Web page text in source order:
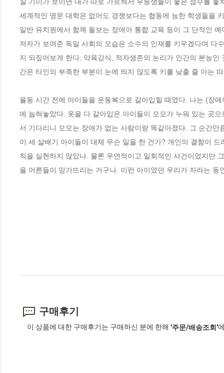
세계적인 명문 대학은 없어도 경쟁보다는 협동에 능한 학생들을
일반 유치원에서 함께 돌보는 장애아 통합 교육 등이 그 단적인
저자가 보여준 독일 사회의 모습은 소수의 인재를 키우겠다며 다
지 되짚어보게 한다. 약육강식, 적자생존의 논리가 인간의 본능
간은 타인의 부족한 부분이 눈에 띄지 않도록 키를 낮출 줄 아는
율동 시간 전에 아이들을 운동복으로 갈아입힐 때였다. 나는 (장
에 눕혀놓았다. 옷을 다 갈아입은 아이들이 모모가 누워 있는 곳
서 기다리니 모모는 장애가 없는 사람이랑 똑같아졌다. 그 순간
이 세 살배기 아이들이 대체 무슨 일을 한 건가? 개인의 결함이
칙을 실현하지 않았나. 물론 우연적이고 일회적인 사건이었지만
을 어른들이 망가뜨리는 거구나. 이런 아이였던 우리가 자라는 동
구매후기
이 상품에 대한 구매후기는 구매하신 분에 한해 '주문/배송조회'